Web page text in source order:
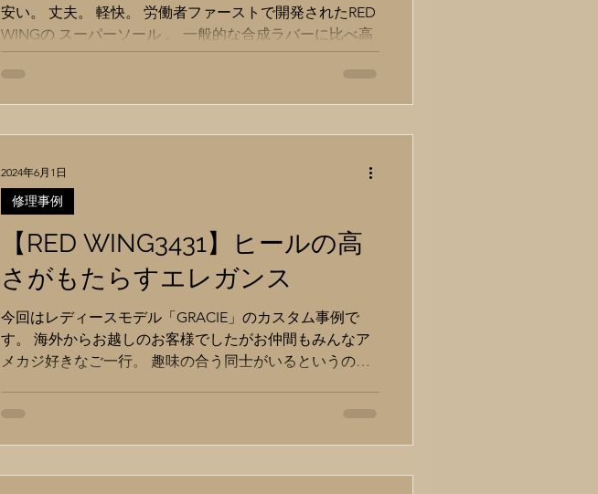
安い。 丈夫。 軽快。 労働者ファーストで開発されたRED
WINGの スーパーソール 。 一般的な合成ラバーに比べ高
い耐摩耗性を誇りながら、内部の微細な気泡ポケットが
荷重を受け止めてくれます。 しかもダシ縫いを必要とし
ボロ崩れたりネチャネチャ粘ついたりする現象 です。 こ
うなると物性を回復させるすべはなく全て除去しなくて
はいけません。 (加水分解したスーパーソール) 原因はソ
ールを構成している 「ウレタン」 です。 ウレタンは空気
中の水分と反応し、酸とアルコールに分解されます。 そ
うすると ウレタン分子の結合が切れてしまうので形状を
保持することができなくなり崩壊してしまう のです。 ス
ーパーソールに限った話ではありませんが、冒頭で挙げ
た優れた物性は靴底にうってつけであり、ウレタンソー
ルは広く普及しています。久しぶりに履いたら靴底が剥
【RED WING3431】ヒールの高
さがもたらすエレガンス
今回はレディースモデル「GRACIE」のカスタム事例で
す。 海外からお越しのお客様でしたがお仲間もみんなア
メカジ好きなご一行。 趣味の合う同士がいるというのは
トアップ”です。...
修理事例
2024年6月1日